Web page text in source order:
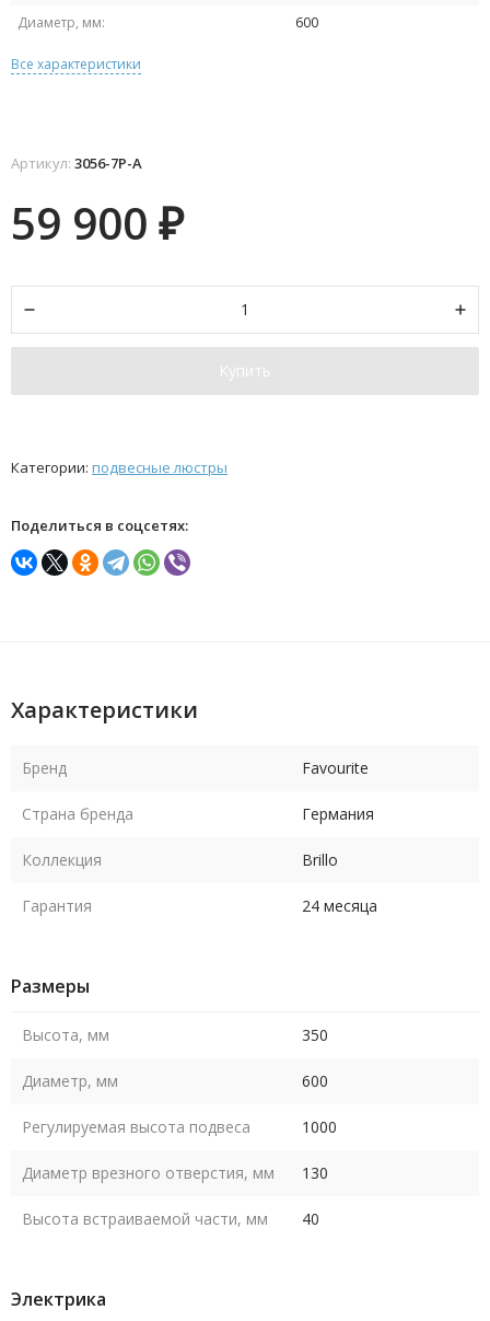
Диаметр, мм:
600
Все характеристики
Артикул: 3056-7P-А
59 900 ₽
Купить
Категории: подвесные люстры
Поделиться в соцсетях:
Характеристики
Бренд Favourite
Страна бренда Германия
Коллекция Brillo
Гарантия 24 месяца
Размеры
Высота, мм 350
Диаметр, мм 600
Регулируемая высота подвеса 1000
Диаметр врезного отверстия, мм 130
Высота встраиваемой части, мм 40
Электрика